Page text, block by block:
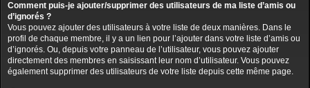
Comment puis-je ajouter/supprimer des utilisateurs de ma liste d’amis ou
d’ignorés ?
Vous pouvez ajouter des utilisateurs à votre liste de deux manières. Dans le
profil de chaque membre, il y a un lien pour l’ajouter dans votre liste d’amis ou
d’ignorés. Ou, depuis votre panneau de l’utilisateur, vous pouvez ajouter
directement des membres en saisissant leur nom d’utilisateur. Vous pouvez
également supprimer des utilisateurs de votre liste depuis cette même page.